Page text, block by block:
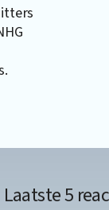
Laatste 5